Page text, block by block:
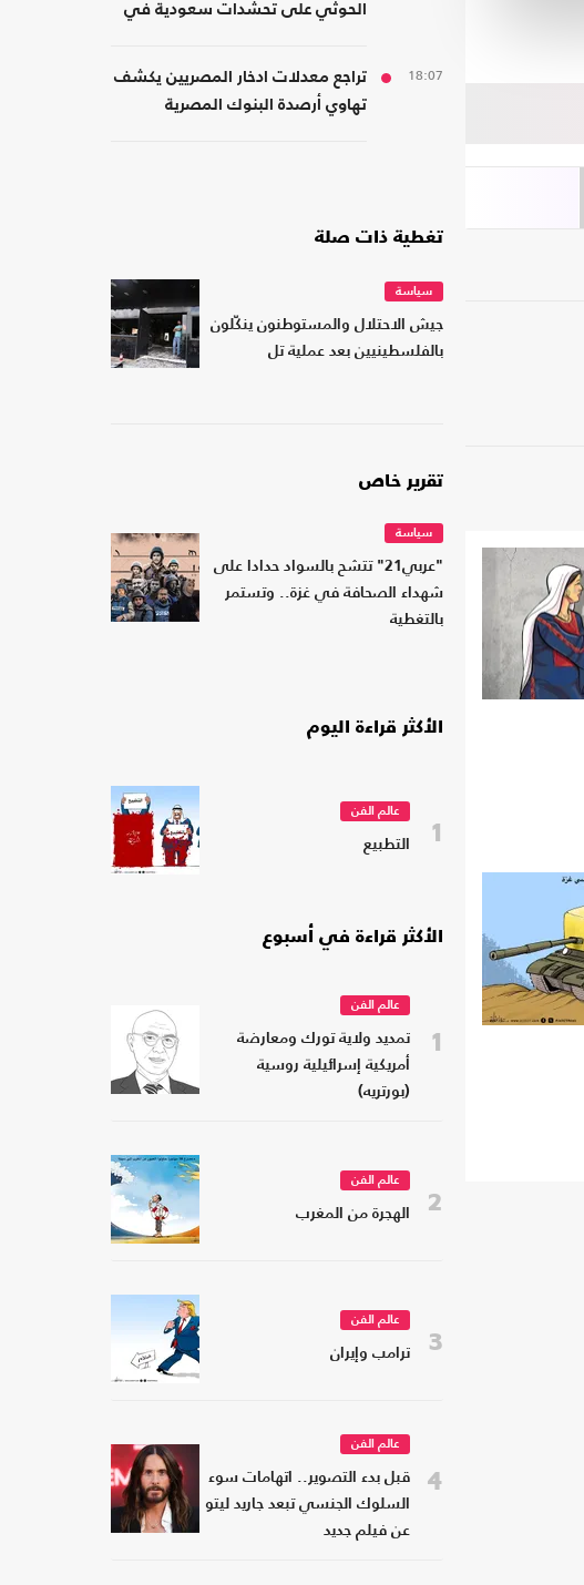
الحوثي على تحشدات سعودية في
18:07
تراجع معدلات ادخار المصريين يكشف
تهاوي أرصدة البنوك المصرية
تغطية ذات صلة
سياسة
جيش الاحتلال والمستوطنون ينكّلون
بالفلسطينيين بعد عملية تل
تقرير خاص
سياسة
"عربي21" تتشح بالسواد حدادا على
شهداء الصحافة في غزة.. وتستمر
بالتغطية
الأكثر قراءة اليوم
1
عالم الفن
التطبيع
الأكثر قراءة في أسبوع
1
عالم الفن
تمديد ولاية تورك ومعارضة
أمريكية إسرائيلية روسية
(بورتريه)
2
عالم الفن
الهجرة من المغرب
3
عالم الفن
ترامب وإيران
4
عالم الفن
قبل بدء التصوير.. اتهامات سوء
السلوك الجنسي تبعد جاريد ليتو
عن فيلم جديد